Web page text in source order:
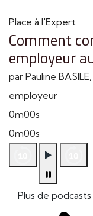
Place à l'Expert
Comment
employeur
par Pauline
employeur
0m00s
0m00s
Plus de podcasts